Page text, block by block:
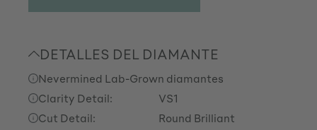
DETALLES DEL DIAMANTE
Nevermined Lab-Grown diamantes
Clarity Detail:
VS1
Cut Detail:
Round Brilliant